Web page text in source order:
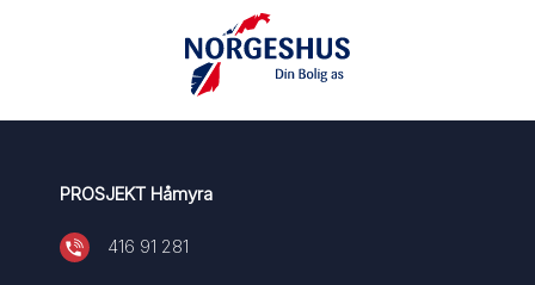
PROSJEKT Håmyra
416 91 281